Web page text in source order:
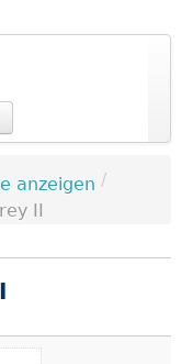
anzeigen /
II